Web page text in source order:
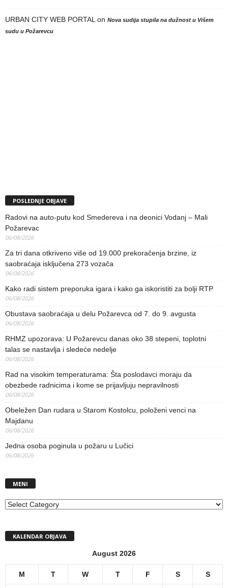
URBAN CITY WEB PORTAL on Nova sudija stupila na dužnost u Višem
sudu u Požarevcu
POSLEDNJE OBJAVE
Radovi na auto-putu kod Smedereva i na deonici Vodanj – Mali
Požarevac
06/08/2026
Za tri dana otkriveno više od 19.000 prekoračenja brzine, iz
saobraćaja isključena 273 vozača
06/08/2026
Kako radi sistem preporuka igara i kako ga iskoristiti za bolji RTP
06/08/2026
Obustava saobraćaja u delu Požarevca od 7. do 9. avgusta
06/08/2026
RHMZ upozorava: U Požarevcu danas oko 38 stepeni, toplotni
talas se nastavlja i sledeće nedelje
06/08/2026
Rad na visokim temperaturama: Šta poslodavci moraju da
obezbede radnicima i kome se prijavljuju nepravilnosti
06/08/2026
Obeležen Dan rudara u Starom Kostolcu, položeni venci na
Majdanu
06/08/2026
Jedna osoba poginula u požaru u Lučici
06/08/2026
MENI
MENI
KALENDAR OBJAVA
August 2026
M T W T F S S